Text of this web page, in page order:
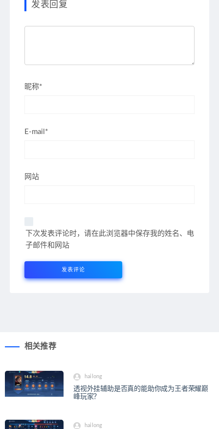
发表回复
昵称*
E-mail*
网站
下次发表评论时，请在此浏览器中保存我的姓名、电
子邮件和网站
相关推荐
hailong
透视外挂辅助是否真的能助你成为王者荣耀巅
峰玩家？
hailong